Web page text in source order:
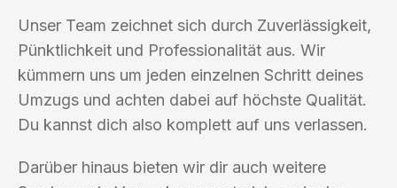
Unser Team zeichnet sich durch Zuverlässigkeit,
Pünktlichkeit und Professionalität aus. Wir
kümmern uns um jeden einzelnen Schritt deines
Umzugs und achten dabei auf höchste Qualität.
Du kannst dich also komplett auf uns verlassen.
Darüber hinaus bieten wir dir auch weitere